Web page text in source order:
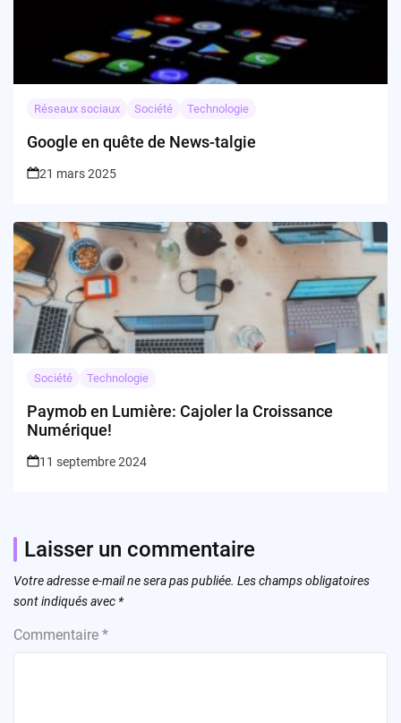
Réseaux sociaux Société Technologie
Google en quête de News-talgie
21 mars 2025
Société Technologie
Paymob en Lumière: Cajoler la Croissance
Numérique!
11 septembre 2024
Laisser un commentaire
Votre adresse e-mail ne sera pas publiée. Les champs obligatoires
sont indiqués avec *
Commentaire *